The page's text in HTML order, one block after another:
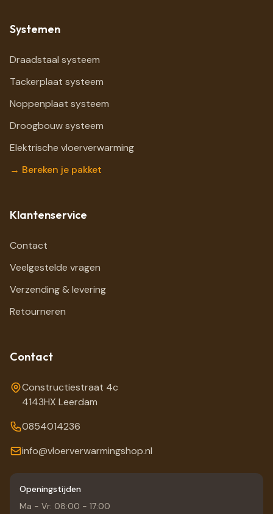
Systemen
Draadstaal systeem
Tackerplaat systeem
Noppenplaat systeem
Droogbouw systeem
Elektrische vloerverwarming
→ Bereken je pakket
Klantenservice
Contact
Veelgestelde vragen
Verzending & levering
Retourneren
Contact
Constructiestraat 4c
4143HX Leerdam
0854014236
info@vloerverwarmingshop.nl
Openingstijden
Ma - Vr: 08:00 - 17:00